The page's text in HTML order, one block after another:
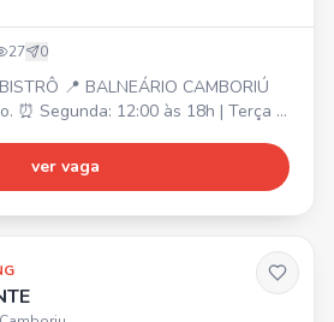
27 0
CAMBORIÚ
⏰ Segunda: 12:00 às 18h | Terça a
Atividades: Auxílio e
atendimento na cozinha, preparo
ver vaga